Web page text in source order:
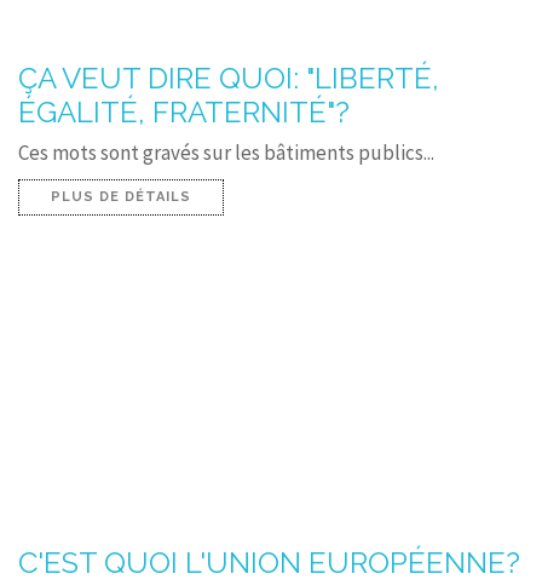
ÇA VEUT DIRE QUOI: "LIBERTÉ,
ÉGALITÉ, FRATERNITÉ"?
Ces mots sont gravés sur les bâtiments publics...
PLUS DE DÉTAILS
C'EST QUOI L'UNION EUROPÉENNE?